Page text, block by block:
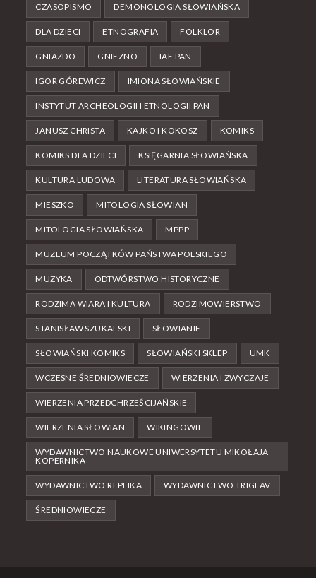
CZASOPISMO DEMONOLOGIA SŁOWIAŃSKA
DLA DZIECI ETNOGRAFIA FOLKLOR
GNIAZDO GNIEZNO IAE PAN
IGOR GÓREWICZ IMIONA SŁOWIAŃSKIE
INSTYTUT ARCHEOLOGII I ETNOLOGII PAN
JANUSZ CHRISTA KAJKO I KOKOSZ KOMIKS
KOMIKS DLA DZIECI KSIĘGARNIA SŁOWIAŃSKA
KULTURA LUDOWA LITERATURA SŁOWIAŃSKA
MIESZKO MITOLOGIA SŁOWIAN
MITOLOGIA SŁOWIAŃSKA MPPP
MUZEUM POCZĄTKÓW PAŃSTWA POLSKIEGO
MUZYKA ODTWÓRSTWO HISTORYCZNE
RODZIMA WIARA I KULTURA RODZIMOWIERSTWO
STANISŁAW SZUKALSKI SŁOWIANIE
SŁOWIAŃSKI KOMIKS SŁOWIAŃSKI SKLEP UMK
WCZESNE ŚREDNIOWIECZE WIERZENIA I ZWYCZAJE
WIERZENIA PRZEDCHRZEŚCIJAŃSKIE
WIERZENIA SŁOWIAN WIKINGOWIE
WYDAWNICTWO NAUKOWE UNIWERSYTETU MIKOŁAJA
KOPERNIKA
WYDAWNICTWO REPLIKA WYDAWNICTWO TRIGLAV
ŚREDNIOWIECZE